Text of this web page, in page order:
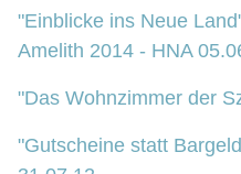
"Einblicke ins Neue
Amelith 2014 - HNA
"Das Wohnzimmer der
"Gutscheine statt